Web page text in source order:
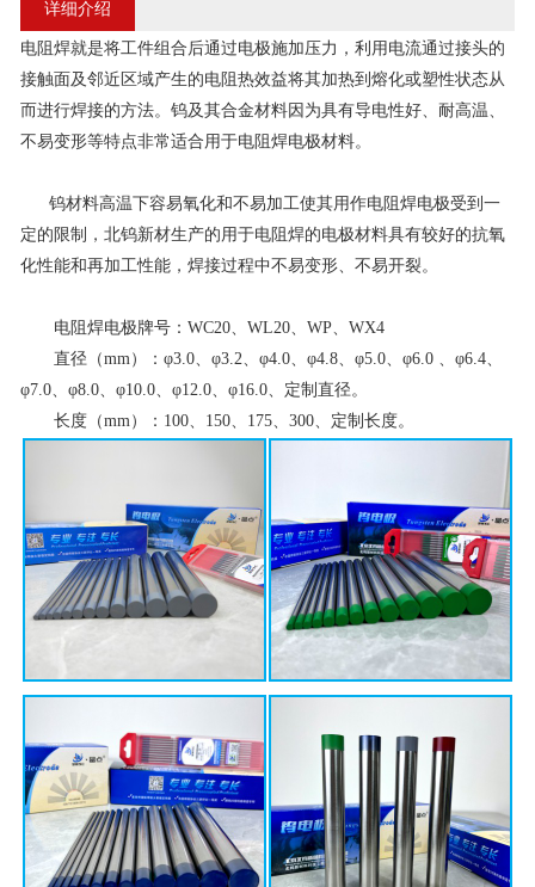
详细介绍
电阻焊就是将工件组合后通过电极施加压力，利用电流通过接头的
接触面及邻近区域产生的电阻热效益将其加热到熔化或塑性状态从
而进行焊接的方法。钨及其合金材料因为具有导电性好、耐高温、
不易变形等特点非常适合用于电阻焊电极材料。
钨材料高温下容易氧化和不易加工使其用作电阻焊电极受到一
定的限制，北钨新材生产的用于电阻焊的电极材料具有较好的抗氧
化性能和再加工性能，焊接过程中不易变形、不易开裂。
电阻焊电极牌号：WC20、WL20、WP、WX4
直径（mm）：φ3.0、φ3.2、φ4.0、φ4.8、φ5.0、φ6.0 、φ6.4、
φ7.0、φ8.0、φ10.0、φ12.0、φ16.0、定制直径。
长度（mm）：100、150、175、300、定制长度。